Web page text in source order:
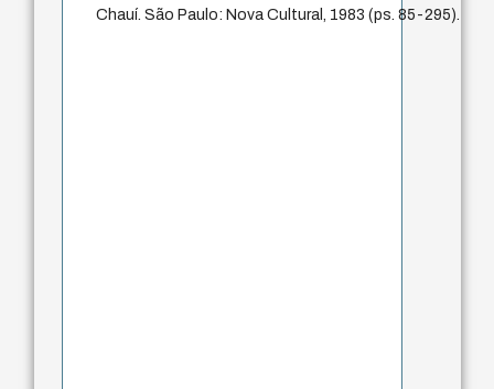
Chauí. São Paulo: Nova Cultural, 1983 (ps. 85-295).